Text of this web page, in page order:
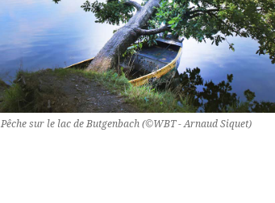
Pêche sur le lac de Butgenbach (©WBT - Arnaud Siquet)